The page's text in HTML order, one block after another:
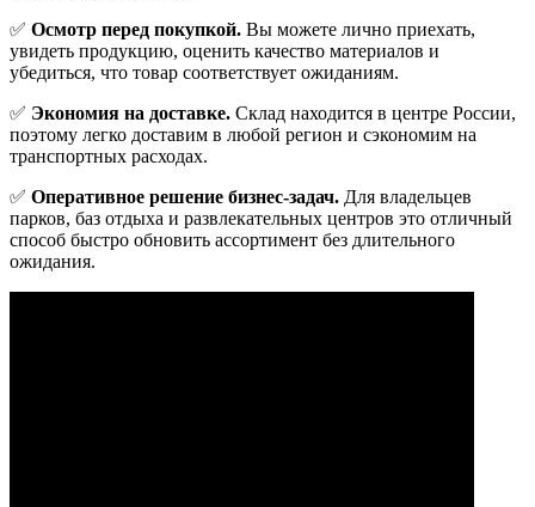
✅ Осмотр перед покупкой. Вы можете лично приехать,
увидеть продукцию, оценить качество материалов и
убедиться, что товар соответствует ожиданиям.
✅ Экономия на доставке. Склад находится в центре России,
поэтому легко доставим в любой регион и сэкономим на
транспортных расходах.
✅ Оперативное решение бизнес-задач. Для владельцев
парков, баз отдыха и развлекательных центров это отличный
способ быстро обновить ассортимент без длительного
ожидания.